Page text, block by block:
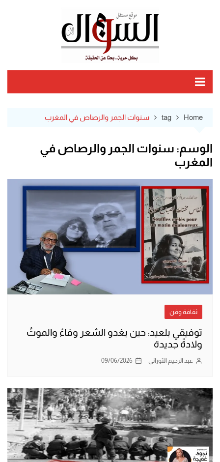
Home
tag سنوات الجمر والرصاص في المغرب
الوسم: سنوات الجمر والرصاص في
المغرب
ثقافة وفن
توفيقي بلعيد: حين يغدو الشعر وفاءً والموتُ
ولادةً جديدة
عبد الرحيم التوراني 09/06/2026